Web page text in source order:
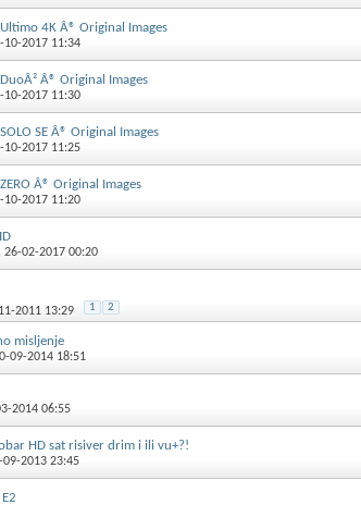
4K Â® Original Images
10-2017 11:34
Â® Original Images
10-2017 11:30
SE Â® Original Images
10-2017 11:25
Â® Original Images
10-2017 11:20
, 26-02-2017 00:20
2011 13:29 1 2
misljenje
09-2014 18:51
2014 06:55
HD sat risiver drim i ili vu+?!
09-2013 23:45